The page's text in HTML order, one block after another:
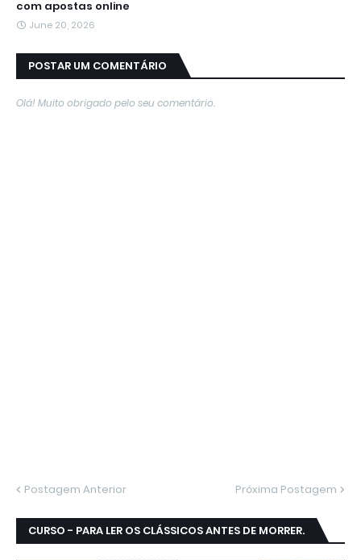
com apostas online
June 20, 2026
POSTAR UM COMENTÁRIO
Olá! Muito obrigado pelo seu comentário.
Postagem Anterior Próxima Postagem
CURSO - PARA LER OS CLÁSSICOS ANTES DE MORRER.